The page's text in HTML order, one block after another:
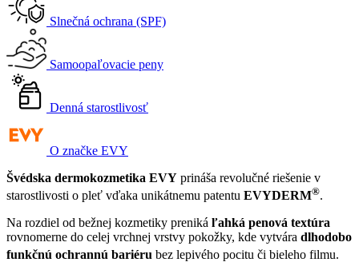
Slnečná ochrana (SPF)
Samoopaľovacie peny
Denná starostlivosť
O značke EVY
Švédska dermokozmetika EVY prináša revolučné riešenie v
starostlivosti o pleť vďaka unikátnemu patentu EVYDERM®.
Na rozdiel od bežnej kozmetiky preniká ľahká penová textúra
rovnomerne do celej vrchnej vrstvy pokožky, kde vytvára dlhodobo
funkčnú ochrannú bariéru bez lepivého pocitu či bieleho filmu.